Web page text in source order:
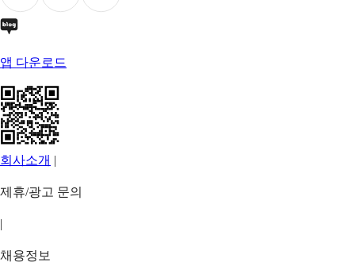
앱 다운로드
회사소개 |
제휴/광고 문의
|
채용정보